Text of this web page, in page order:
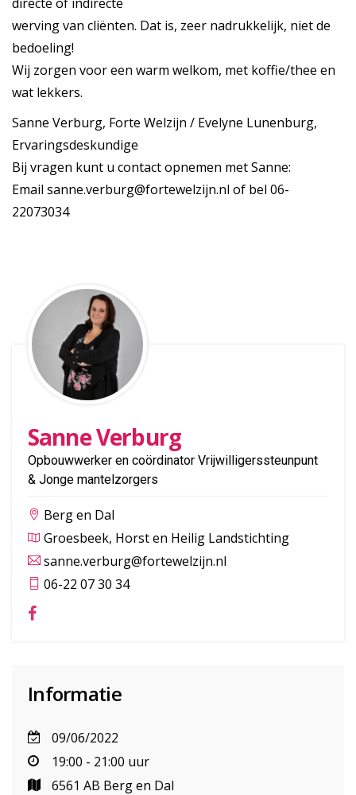
werving van cliënten. Dat is, zeer nadrukkelijk, niet de
bedoeling!
Wij zorgen voor een warm welkom, met koffie/thee en
wat lekkers.
Sanne Verburg, Forte Welzijn / Evelyne Lunenburg,
Ervaringsdeskundige
Bij vragen kunt u contact opnemen met Sanne:
Email sanne.verburg@fortewelzijn.nl of bel 06-
22073034
Sanne Verburg
Opbouwwerker en coördinator Vrijwilligerssteunpunt
& Jonge mantelzorgers
Berg en Dal
Groesbeek, Horst en Heilig Landstichting
sanne.verburg@fortewelzijn.nl
06-22 07 30 34
Informatie
09/06/2022
19:00 - 21:00 uur
6561 AB Berg en Dal